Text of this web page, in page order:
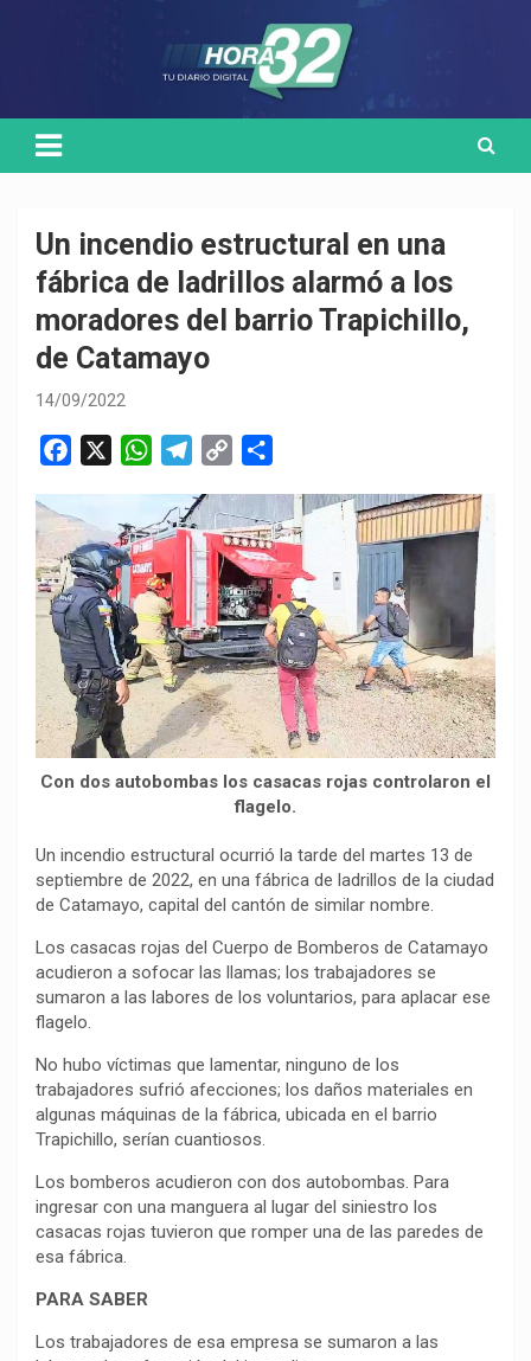
Un incendio estructural en una
fábrica de ladrillos alarmó a los
moradores del barrio Trapichillo,
de Catamayo
14/09/2022
c
e
b
o
o
k
W
t
s
A
p
p
l
e
g
r
a
m
p
y
L
i
n
k
m
p
a
r
t
i
r
Con dos autobombas los casacas rojas controlaron el
flagelo.
Un incendio estructural ocurrió la tarde del martes 13 de
septiembre de 2022, en una fábrica de ladrillos de la ciudad
de Catamayo, capital del cantón de similar nombre.
Los casacas rojas del Cuerpo de Bomberos de Catamayo
acudieron a sofocar las llamas; los trabajadores se
sumaron a las labores de los voluntarios, para aplacar ese
flagelo.
No hubo víctimas que lamentar, ninguno de los
trabajadores sufrió afecciones; los daños materiales en
algunas máquinas de la fábrica, ubicada en el barrio
Trapichillo, serían cuantiosos.
Los bomberos acudieron con dos autobombas. Para
ingresar con una manguera al lugar del siniestro los
casacas rojas tuvieron que romper una de las paredes de
esa fábrica.
PARA SABER
Los trabajadores de esa empresa se sumaron a las